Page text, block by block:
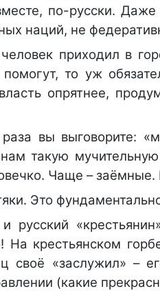
по-русски. Даже
наций, не
приходил в
то уж
опрятнее,
вы выговорите:
такую
Чаще –
Это
и русский
На крестьянском
своё «заслужил» –
(какие